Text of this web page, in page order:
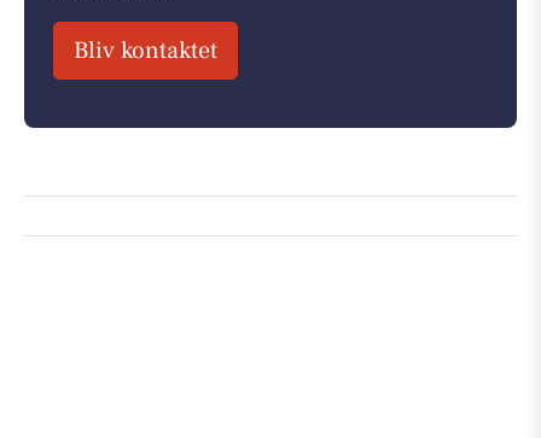
Bliv kontaktet